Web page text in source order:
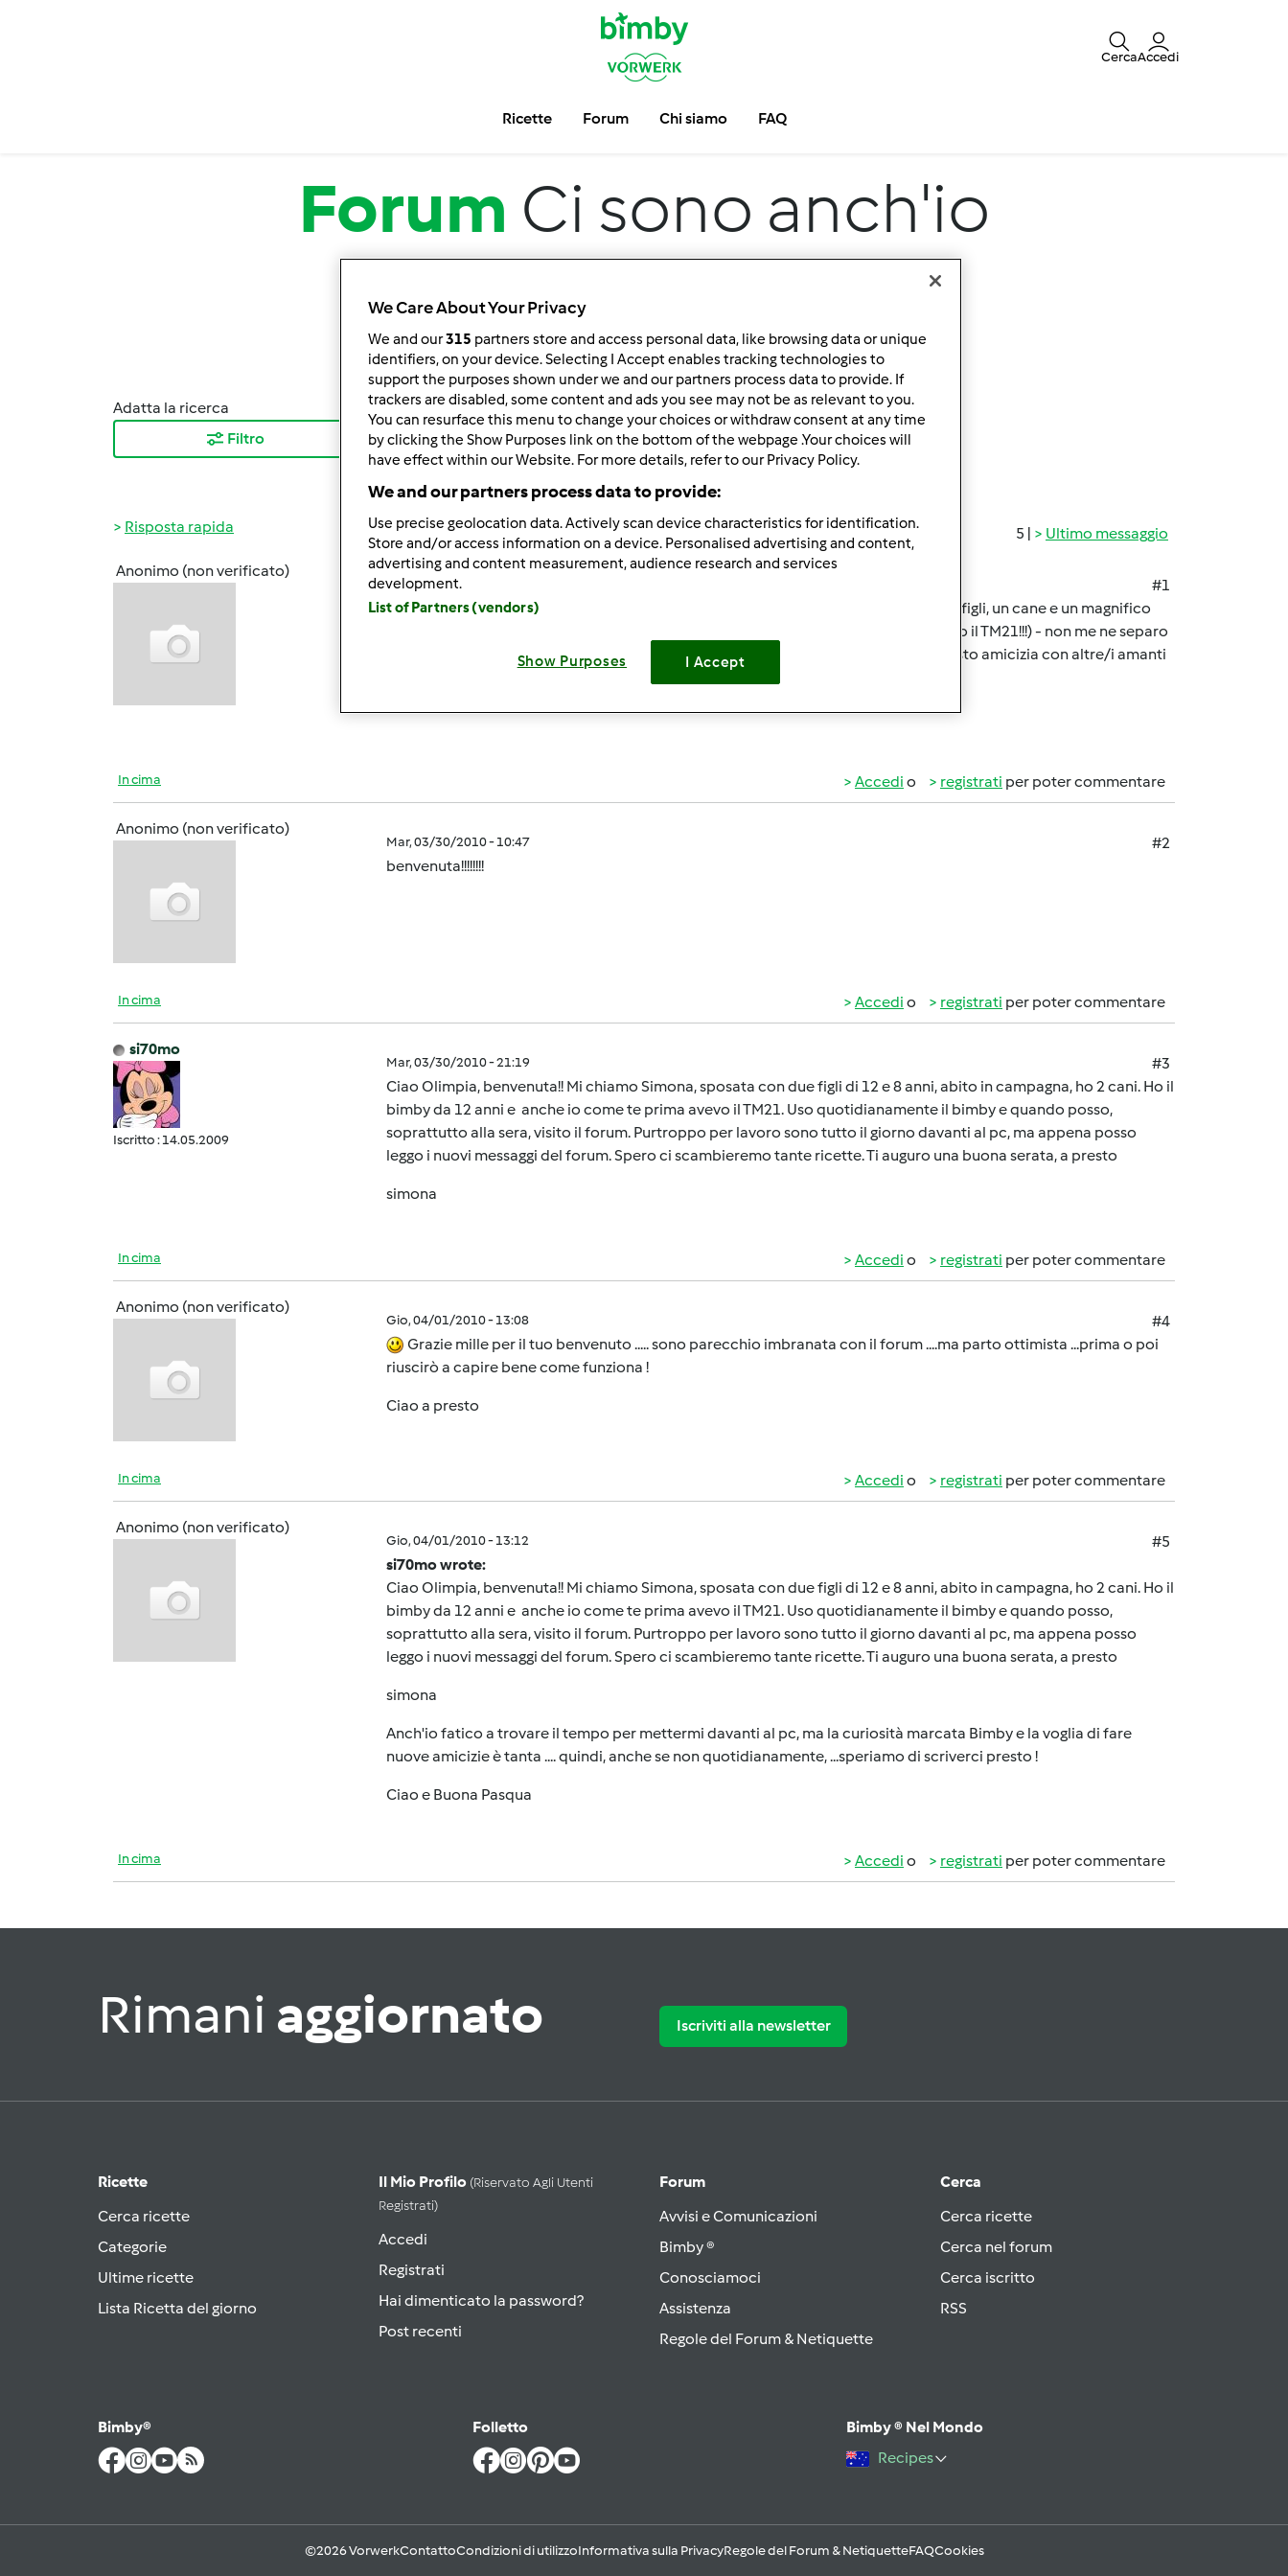
CercaAccedi
Ricette Forum Chi siamo FAQ
Forum Ci sono anch'io
Adatta la ricerca
Filtro
Ordina per:
I risultati più recenti
Risultati per pagina:
10
5 | Ultimo messaggio
Risposta rapida
Anonimo (non verificato)
Lun, 03/29/2010 - 21:23
#1
Mi presento, mi chiamo Olimpia, sono sposata con un uomo meraviglioso, ho tre figli, un cane e un magnifico
BIMBY TM31 del quale sono perdutamente innamorata da ormai 9 anni (prima avevo il TM21!!!) - non me ne separo
mai ....nemmeno per le vacanze !!! Non sono un mago con il pc ...ma spero di fare presto amicizia con altre/i amanti
In cima Accedi o registrati per poter commentare
Anonimo (non verificato)
Mar, 03/30/2010 - 10:47
#2
benvenuta!!!!!!!!
In cima Accedi o registrati per poter commentare
si70mo
Iscritto : 14.05.2009
Mar, 03/30/2010 - 21:19
#3
Ciao Olimpia, benvenuta!! Mi chiamo Simona, sposata con due figli di 12 e 8 anni, abito in campagna, ho 2 cani. Ho il
bimby da 12 anni e anche io come te prima avevo il TM21. Uso quotidianamente il bimby e quando posso,
soprattutto alla sera, visito il forum. Purtroppo per lavoro sono tutto il giorno davanti al pc, ma appena posso
leggo i nuovi messaggi del forum. Spero ci scambieremo tante ricette. Ti auguro una buona serata, a presto
simona
In cima Accedi o registrati per poter commentare
Anonimo (non verificato)
Gio, 04/01/2010 - 13:08
#4
Grazie mille per il tuo benvenuto ..... sono parecchio imbranata con il forum ....ma parto ottimista ...prima o poi
riuscirò a capire bene come funziona !
Ciao a presto
In cima Accedi o registrati per poter commentare
Anonimo (non verificato)
Gio, 04/01/2010 - 13:12
#5
si70mo wrote:
Ciao Olimpia, benvenuta!! Mi chiamo Simona, sposata con due figli di 12 e 8 anni, abito in campagna, ho 2 cani. Ho il
bimby da 12 anni e anche io come te prima avevo il TM21. Uso quotidianamente il bimby e quando posso,
soprattutto alla sera, visito il forum. Purtroppo per lavoro sono tutto il giorno davanti al pc, ma appena posso
leggo i nuovi messaggi del forum. Spero ci scambieremo tante ricette. Ti auguro una buona serata, a presto
simona
Anch'io fatico a trovare il tempo per mettermi davanti al pc, ma la curiosità marcata Bimby e la voglia di fare
nuove amicizie è tanta .... quindi, anche se non quotidianamente, ...speriamo di scriverci presto !
Ciao e Buona Pasqua
In cima Accedi o registrati per poter commentare
Rimani aggiornato Iscriviti alla newsletter
Ricette
Cerca ricette
Categorie
Ultime ricette
Lista Ricetta del giorno
Il Mio Profilo (riservato Agli Utenti
Registrati)
Accedi
Registrati
Hai dimenticato la password?
Post recenti
Forum
Avvisi e Comunicazioni
Bimby ®
Conosciamoci
Assistenza
Regole del Forum & Netiquette
Cerca
Cerca ricette
Cerca nel forum
Cerca iscritto
RSS
Bimby® Folletto
Bimby ® Nel Mondo
Recipes
©2026 VorwerkContattoCondizioni di utilizzoInformativa sulla PrivacyRegole del Forum & NetiquetteFAQCookies
We Care About Your Privacy
We and our315 partners store and access personal data, like browsing data or unique
identifiers, on your device. Selecting I Accept enables tracking technologies to
support the purposes shown under we and our partners process data to provide. If
trackers are disabled, some content and ads you see may not be as relevant to you.
You can resurface this menu to change your choices or withdraw consent at any time
by clicking the Show Purposes link on the bottom of the webpage .Your choices will
have effect within our Website. For more details, refer to our Privacy Policy.
We and our partners process data to provide:
Use precise geolocation data. Actively scan device characteristics for identification.
Store and/or access information on a device. Personalised advertising and content,
advertising and content measurement, audience research and services
development.
List of Partners (vendors)
Show Purposes I Accept